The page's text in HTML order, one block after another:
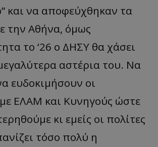
και να αποφεύχθηκαν τα
την Αθήνα, όμως
το ‘26 ο ΔΗΣΥ θα χάσει
αστέρια του. Να
ευδοκιμήσουν οι
ΕΛΑΜ και Κυνηγούς ώστε
κι εμείς οι πολίτες
τόσο πολύ η